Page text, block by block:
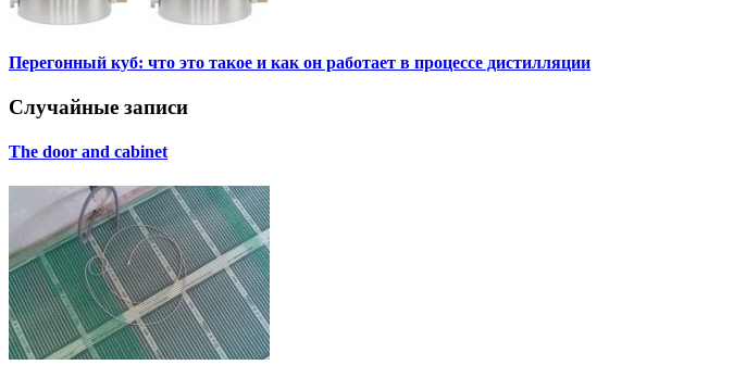
Перегонный куб: что это такое и как он работает в процессе дистилляции
Случайные записи
The door and cabinet